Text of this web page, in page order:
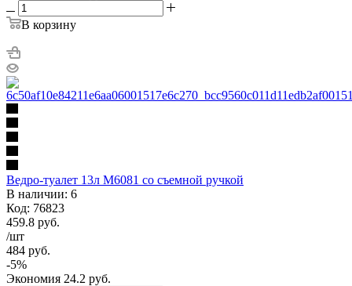
В корзину
Ведро-туалет 13л М6081 со съемной ручкой
В наличии: 6
Код: 76823
459.8 руб.
/шт
484 руб.
-5%
Экономия 24.2 руб.